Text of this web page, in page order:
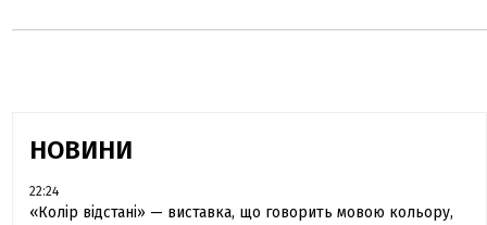
НОВИНИ
22:24
«Колір відстані» — виставка, що говорить мовою кольору,